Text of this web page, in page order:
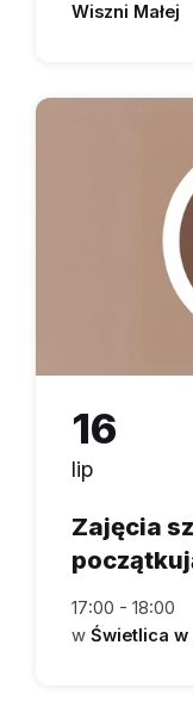
Wiszni Małej
16
lip
Zajęcia
17:00 - 18:00
w Świetlica